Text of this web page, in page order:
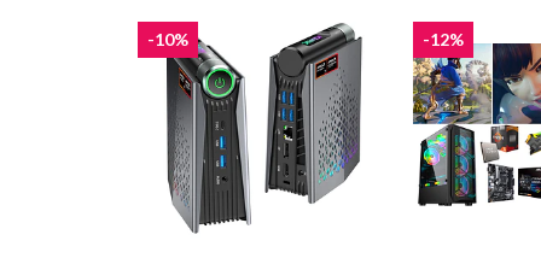
-10% -12%